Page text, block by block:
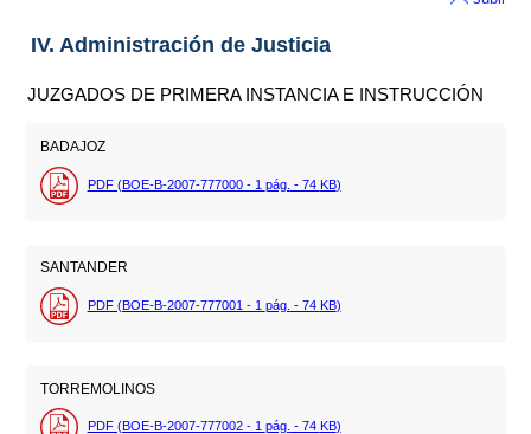
IV. Administración de Justicia
JUZGADOS DE PRIMERA INSTANCIA E INSTRUCCIÓN
BADAJOZ
PDF (BOE-B-2007-777000 - 1 pág. - 74 KB)
SANTANDER
PDF (BOE-B-2007-777001 - 1 pág. - 74 KB)
TORREMOLINOS
PDF (BOE-B-2007-777002 - 1 pág. - 74 KB)